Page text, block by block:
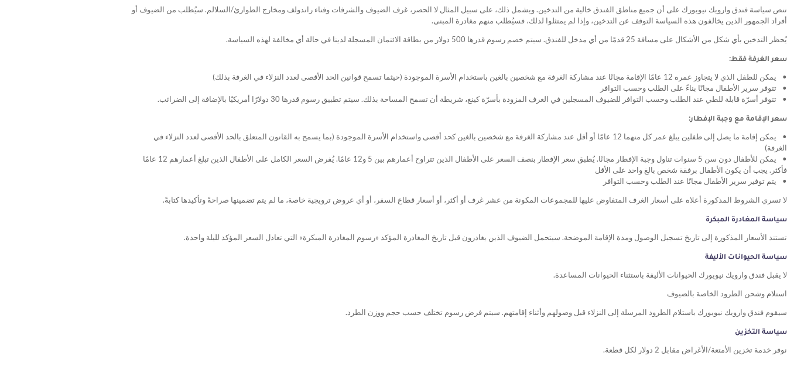
تنص سياسة فندق وارويك نيويورك على أن جميع مناطق الفندق خالية من التدخين. ويشمل ذلك، على سبيل المثال لا الحصر، غرف الضيوف والشرفات وفناء راندولف ومخارج الطوارئ/السلالم. سيُطلب من الضيوف أو
أفراد الجمهور الذين يخالفون هذه السياسة التوقف عن التدخين، وإذا لم يمتثلوا لذلك، فسيُطلب منهم مغادرة المبنى.
يُحظر التدخين بأي شكل من الأشكال على مسافة 25 قدمًا من أي مدخل للفندق. سيتم خصم رسوم قدرها 500 دولار من بطاقة الائتمان المسجلة لدينا في حالة أي مخالفة لهذه السياسة.
سعر الغرفة فقط:
يمكن للطفل الذي لا يتجاوز عمره 12 عامًا الإقامة مجانًا عند مشاركة الغرفة مع شخصين بالغين باستخدام الأسرة الموجودة (حيثما تسمح قوانين الحد الأقصى لعدد النزلاء في الغرفة بذلك)
تتوفر سرير الأطفال مجانًا بناءً على الطلب وحسب التوافر
تتوفر أسرّة قابلة للطي عند الطلب وحسب التوافر للضيوف المسجلين في الغرف المزودة بأسرّة كينغ، شريطة أن تسمح المساحة بذلك. سيتم تطبيق رسوم قدرها 30 دولارًا أمريكيًا بالإضافة إلى الضرائب.
سعر الإقامة مع وجبة الإفطار:
يمكن إقامة ما يصل إلى طفلين يبلغ عمر كل منهما 12 عامًا أو أقل عند مشاركة الغرفة مع شخصين بالغين كحد أقصى واستخدام الأسرة الموجودة (بما يسمح به القانون المتعلق بالحد الأقصى لعدد النزلاء في
الغرفة)
يمكن للأطفال دون سن 5 سنوات تناول وجبة الإفطار مجانًا. يُطبق سعر الإفطار بنصف السعر على الأطفال الذين تتراوح أعمارهم بين 5 و12 عامًا. يُفرض السعر الكامل على الأطفال الذين تبلغ أعمارهم 12 عامًا
فأكثر. يجب أن يكون الأطفال برفقة شخص بالغ واحد على الأقل
يتم توفير سرير الأطفال مجانًا عند الطلب وحسب التوافر
لا تسري الشروط المذكورة أعلاه على أسعار الغرف المتفاوض عليها للمجموعات المكونة من عشر غرف أو أكثر، أو أسعار قطاع السفر، أو أي عروض ترويجية خاصة، ما لم يتم تضمينها صراحةً وتأكيدها كتابةً.
سياسة المغادرة المبكرة
تستند الأسعار المذكورة إلى تاريخ تسجيل الوصول ومدة الإقامة الموضحة. سيتحمل الضيوف الذين يغادرون قبل تاريخ المغادرة المؤكد «رسوم المغادرة المبكرة» التي تعادل السعر المؤكد لليلة واحدة.
سياسة الحيوانات الأليفة
لا يقبل فندق وارويك نيويورك الحيوانات الأليفة باستثناء الحيوانات المساعدة.
استلام وشحن الطرود الخاصة بالضيوف
سيقوم فندق وارويك نيويورك باستلام الطرود المرسلة إلى النزلاء قبل وصولهم وأثناء إقامتهم. سيتم فرض رسوم تختلف حسب حجم ووزن الطرد.
سياسة التخزين
نوفر خدمة تخزين الأمتعة/الأغراض مقابل 2 دولار لكل قطعة.